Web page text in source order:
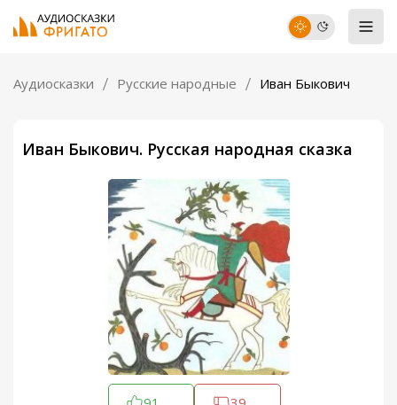
Аудиосказки Русские народные Иван Быкович
Иван Быкович. Русская народная сказка